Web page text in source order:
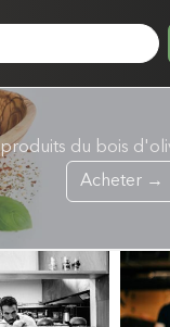
du bois
Acheter →